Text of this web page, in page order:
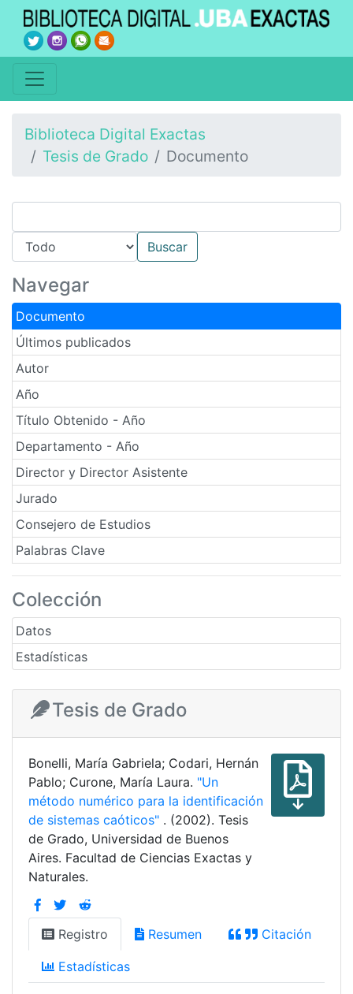
Biblioteca Digital Exactas
Tesis de Grado
Documento
Navegar
Documento
Últimos publicados
Autor
Año
Título Obtenido - Año
Departamento - Año
Director y Director Asistente
Jurado
Consejero de Estudios
Palabras Clave
Colección
Datos
Estadísticas
Tesis de Grado
Bonelli, María Gabriela; Codari, Hernán
Pablo; Curone, María Laura. "Un
método numérico para la identificación
de sistemas caóticos" . (2002). Tesis
de Grado, Universidad de Buenos
Aires. Facultad de Ciencias Exactas y
Naturales.
Registro Resumen Citación
Estadísticas